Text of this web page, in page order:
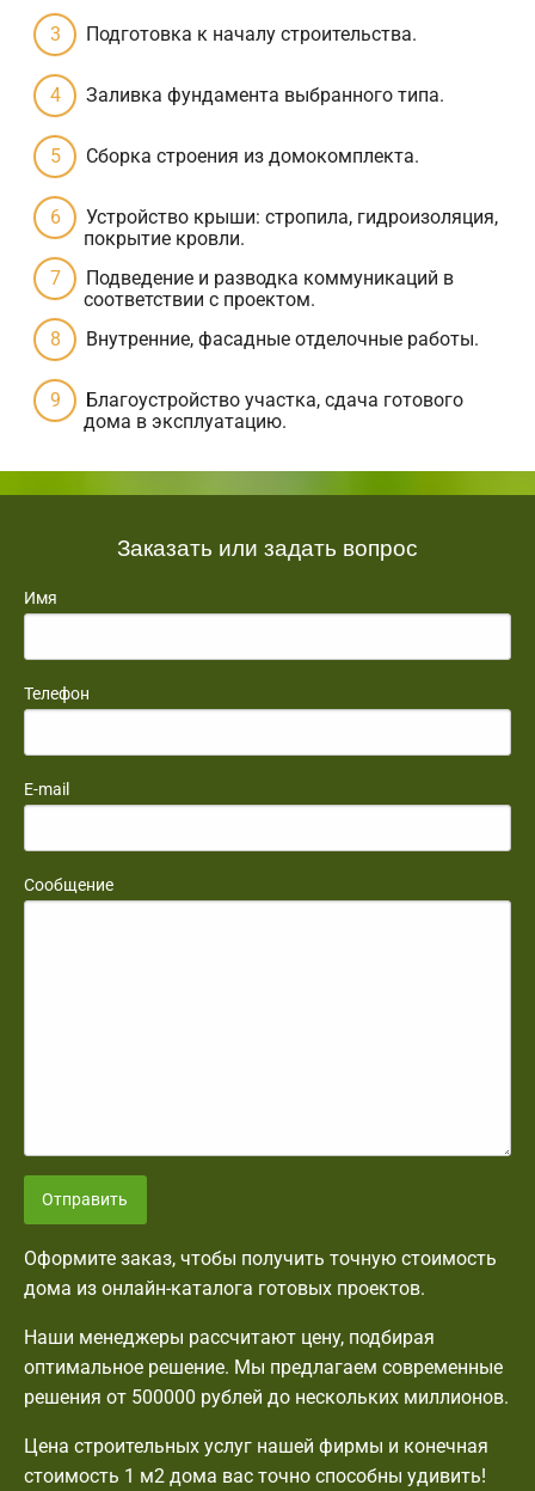
Подготовка к началу строительства.
Заливка фундамента выбранного типа.
Сборка строения из домокомплекта.
Устройство крыши: стропила, гидроизоляция,
покрытие кровли.
Подведение и разводка коммуникаций в
соответствии с проектом.
Внутренние, фасадные отделочные работы.
Благоустройство участка, сдача готового
дома в эксплуатацию.
Заказать или задать вопрос
Имя
Телефон
E-mail
Сообщение
Отправить
Оформите заказ, чтобы получить точную стоимость
дома из онлайн-каталога готовых проектов.
Наши менеджеры рассчитают цену, подбирая
оптимальное решение. Мы предлагаем современные
решения от 500000 рублей до нескольких миллионов.
Цена строительных услуг нашей фирмы и конечная
стоимость 1 м2 дома вас точно способны удивить!